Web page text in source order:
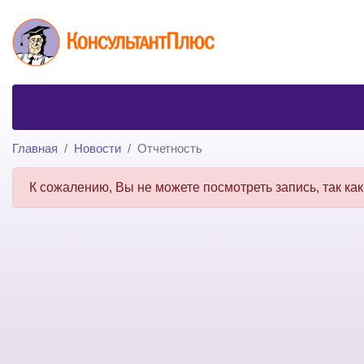
Главная Новости Отчетность
К сожалению, Вы не можете посмотреть запись, так